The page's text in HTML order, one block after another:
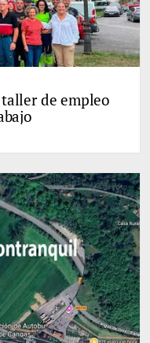
de empleo